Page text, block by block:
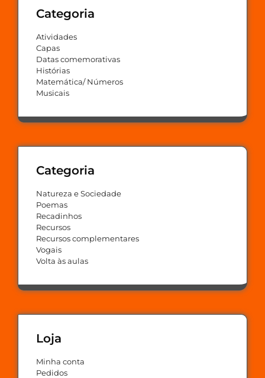
Categoria
Atividades
Capas
Datas comemorativas
Histórias
Matemática/ Números
Musicais
Categoria
Natureza e Sociedade
Poemas
Recadinhos
Recursos
Recursos complementares
Vogais
Volta às aulas
Loja
Minha conta
Pedidos